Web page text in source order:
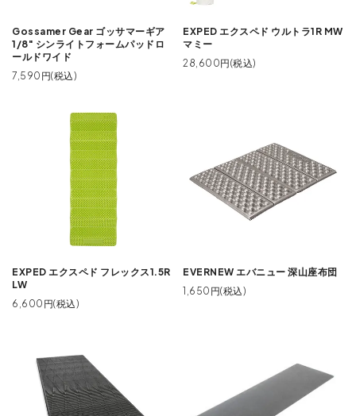
Gossamer Gear ゴッサマーギア
1/8" シンライトフォームパッドロ
ールドワイド
7,590円(税込)
EXPED エクスペド ウルトラ1R MW
マミー
28,600円(税込)
EXPED エクスペド フレックス1.5R
LW
6,600円(税込)
EVERNEW エバニュー 深山座布団
1,650円(税込)